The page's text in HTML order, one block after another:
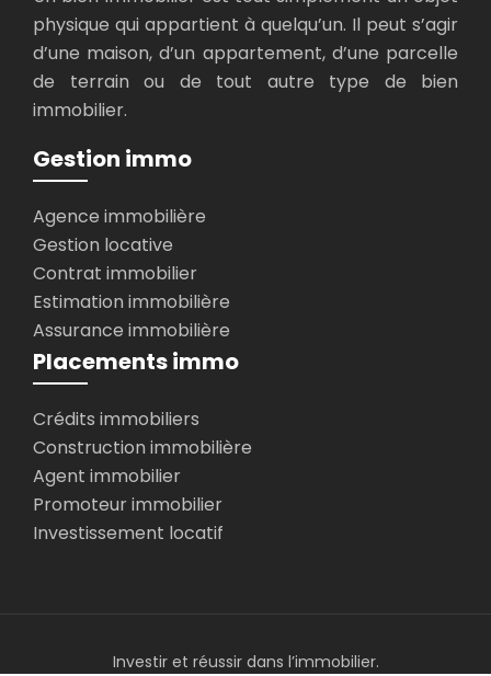
physique qui appartient à quelqu’un. Il peut s’agir
d’une maison, d’un appartement, d’une parcelle
de terrain ou de tout autre type de bien
immobilier.
Gestion immo
Agence immobilière
Gestion locative
Contrat immobilier
Estimation immobilière
Assurance immobilière
Placements immo
Crédits immobiliers
Construction immobilière
Agent immobilier
Promoteur immobilier
Investissement locatif
Investir et réussir dans l’immobilier.